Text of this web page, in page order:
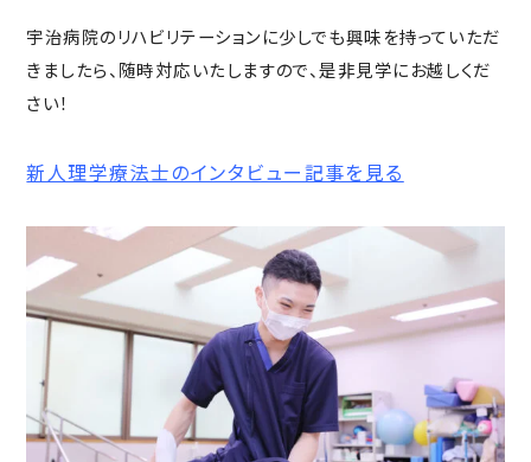
宇治病院のリハビリテーションに少しでも興味を持っていただ
きましたら、随時対応いたしますので、是非見学にお越しくだ
さい！
新人理学療法士のインタビュー記事を見る